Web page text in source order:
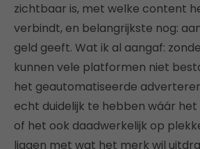
zichtbaar is, met welke content
verbindt, en belangrijkste nog:
geld geeft. Wat ik al aangaf:
kunnen vele platformen niet
het geautomatiseerde
echt duidelijk te hebben wáár
of het ook daadwerkelijk op
liggen met wat het merk wil